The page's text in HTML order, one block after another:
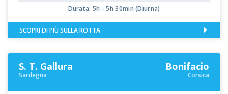
Durata: 5h - 5h 30min (Diurna)
SCOPRI DI PIÙ SULLA ROTTA
S. T. Gallura
Sardegna
Bonifacio
Corsica